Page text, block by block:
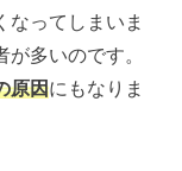
なってしまいま
多いのです。
原因にもなりま